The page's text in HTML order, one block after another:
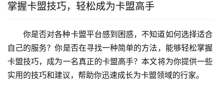
掌握卡盟技巧，轻松成为卡盟高手
你是否对各种卡盟平台感到困惑，不知道如何选择适合
自己的服务？你是否在寻找一种简单的方法，能够轻松掌握
卡盟技巧，成为一名真正的卡盟高手？本文将为你提供一些
实用的技巧和建议，帮助你迅速成长为卡盟领域的行家。